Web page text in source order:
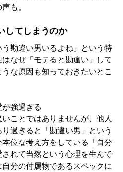
も。
してしまうのか
勘違い男いるよね」という特
なぜ「モテると勘違い」して
な原因も知っておきたいとこ
が強過ぎる
ことではありませんが、他人
過ぎると「勘違い男」という
位な考え方をしている「自分
れて当然という心理を生んで
分の付属物であるスペックに